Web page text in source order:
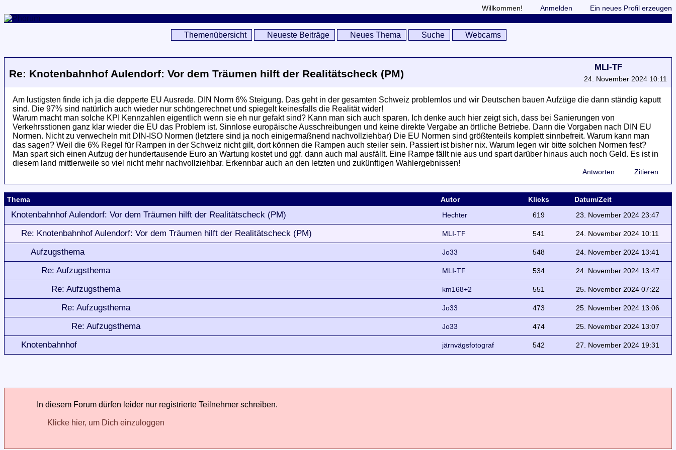
Willkommen! Anmelden Ein neues Profil erzeugen
Themenübersicht Neueste Beiträge Neues Thema Suche Webcams
Re: Knotenbahnhof Aulendorf: Vor dem Träumen hilft der Realitätscheck (PM)
MLI-TF
24. November 2024 10:11
Am lustigsten finde ich ja die depperte EU Ausrede. DIN Norm 6% Steigung. Das geht in der gesamten Schweiz problemlos und wir Deutschen bauen Aufzüge die dann ständig kaputt
sind. Die 97% sind natürlich auch wieder nur schöngerechnet und spiegelt keinesfalls die Realität wider!
Warum macht man solche KPI Kennzahlen eigentlich wenn sie eh nur gefakt sind? Kann man sich auch sparen. Ich denke auch hier zeigt sich, dass bei Sanierungen von
Verkehrsstionen ganz klar wieder die EU das Problem ist. Sinnlose europäische Ausschreibungen und keine direkte Vergabe an örtliche Betriebe. Dann die Vorgaben nach DIN EU
Normen. Nicht zu verwecheln mit DIN-ISO Normen (letztere sind ja noch einigermaßnend nachvollziehbar) Die EU Normen sind größtenteils komplett sinnbefreit. Warum kann man
das sagen? Weil die 6% Regel für Rampen in der Schweiz nicht gilt, dort können die Rampen auch steiler sein. Passiert ist bisher nix. Warum legen wir bitte solchen Normen fest?
Man spart sich einen Aufzug der hundertausende Euro an Wartung kostet und ggf. dann auch mal ausfällt. Eine Rampe fällt nie aus und spart darüber hinaus auch noch Geld. Es ist in
diesem land mittlerweile so viel nicht mehr nachvollziehbar. Erkennbar auch an den letzten und zukünftigen Wahlergebnissen!
Antworten Zitieren
Thema Autor Klicks Datum/Zeit
Knotenbahnhof Aulendorf: Vor dem Träumen hilft der Realitätscheck (PM) Hechter 619 23. November 2024 23:47
Re: Knotenbahnhof Aulendorf: Vor dem Träumen hilft der Realitätscheck (PM) MLI-TF 541 24. November 2024 10:11
Aufzugsthema Jo33 548 24. November 2024 13:41
Re: Aufzugsthema MLI-TF 534 24. November 2024 13:47
Re: Aufzugsthema km168+2 551 25. November 2024 07:22
Re: Aufzugsthema Jo33 473 25. November 2024 13:06
Re: Aufzugsthema Jo33 474 25. November 2024 13:07
Knotenbahnhof järnvägsfotograf 542 27. November 2024 19:31
In diesem Forum dürfen leider nur registrierte Teilnehmer schreiben.
Klicke hier, um Dich einzuloggen